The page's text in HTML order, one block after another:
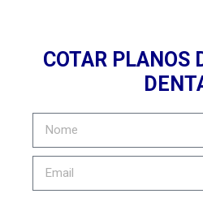
COTAR PLANOS